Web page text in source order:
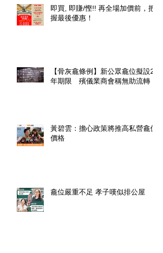
即買, 即賺/慳!! 再全場加價前，把
握最後優惠！
【骨灰龕條例】新公眾龕位擬設20
年期限 殯儀業商會稱無助流轉
黃碧雲：擔心政策將推高私營龕位
價格
龕位嚴重不足 孝子嘆似排公屋